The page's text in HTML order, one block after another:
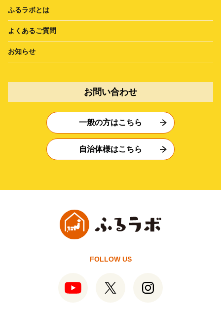
ふるラボとは
よくあるご質問
お知らせ
お問い合わせ
一般の方はこちら
自治体様はこちら
FOLLOW US